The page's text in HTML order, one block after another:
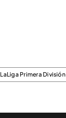
LaLiga Primera División